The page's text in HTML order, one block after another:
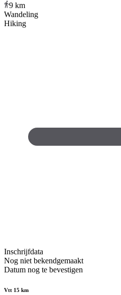
9 km
Wandeling
Hiking
Inschrijfdata
Nog niet bekendgemaakt
Datum nog te bevestigen
Vtt 15 km